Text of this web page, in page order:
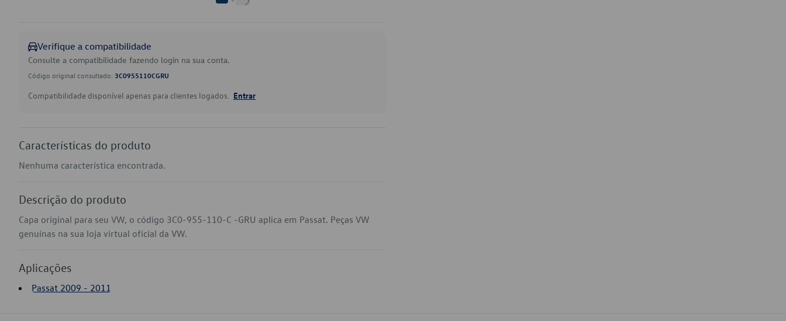
Verifique a compatibilidade
Consulte a compatibilidade fazendo login na sua conta.
Código original consultado: 3C0955110CGRU
Compatibilidade disponível apenas para clientes logados. Entrar
Características do produto
Nenhuma característica encontrada.
Descrição do produto
Capa original para seu VW, o código 3C0-955-110-C -GRU aplica em Passat. Peças VW
genuínas na sua loja virtual oficial da VW.
Aplicações
Passat 2009 - 2011